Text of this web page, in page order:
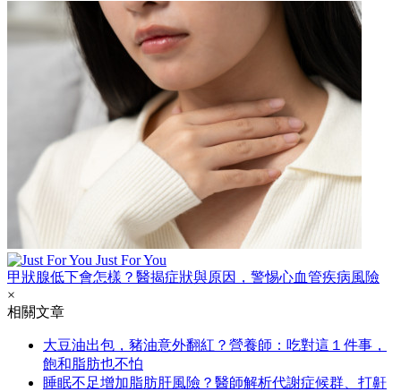
Just For You
甲狀腺低下會怎樣？醫揭症狀與原因，警惕心血管疾病風險
×
相關文章
大豆油出包，豬油意外翻紅？營養師：吃對這１件事，
飽和脂肪也不怕
睡眠不足增加脂肪肝風險？醫師解析代謝症候群、打鼾